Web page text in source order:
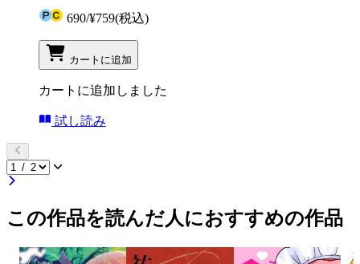
690/¥759(税込)
カートに追加
カートに追加しました
試し読み
この作品を読んだ人におすすめの作品